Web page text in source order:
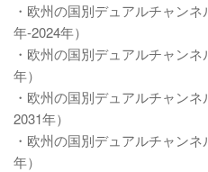
・欧州の国別デュアルチャン
年-2024年）
・欧州の国別デュアルチャン
年）
・欧州の国別デュアルチャン
2031年）
・欧州の国別デュアルチャン
年）